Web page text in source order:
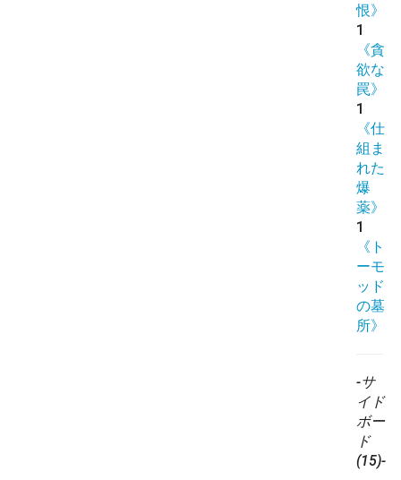
恨》
1
《貪
欲な
罠》
1
《仕
組ま
れた
爆
薬》
1
《ト
ーモ
ッド
の墓
所》
-サ
イド
ボー
ド
(15)-